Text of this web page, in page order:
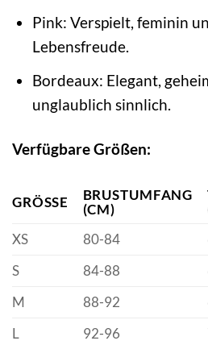
Pink: Verspielt, feminin
Lebensfreude.
Bordeaux: Elegant,
unglaublich sinnlich.
Verfügbare Größen:
GRÖSSE
BRUSTUMFANG
(CM)
XS
80-84
S
84-88
M
88-92
L
92-96